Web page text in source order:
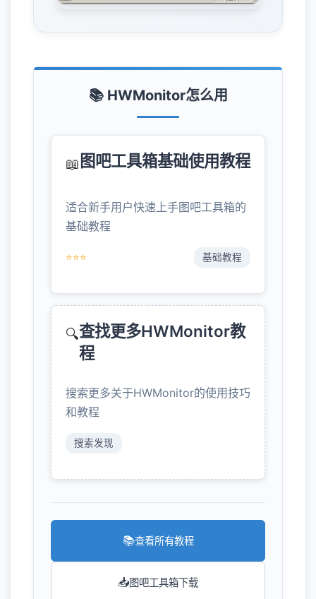
📚 HWMonitor怎么用
📖 图吧工具箱基础使用教程
适合新手用户快速上手图吧工具箱的
基础教程
⭐⭐⭐ 基础教程
🔍查找更多HWMonitor教
程
搜索更多关于HWMonitor的使用技巧
和教程
搜索发现
📚查看所有教程
📥图吧工具箱下载